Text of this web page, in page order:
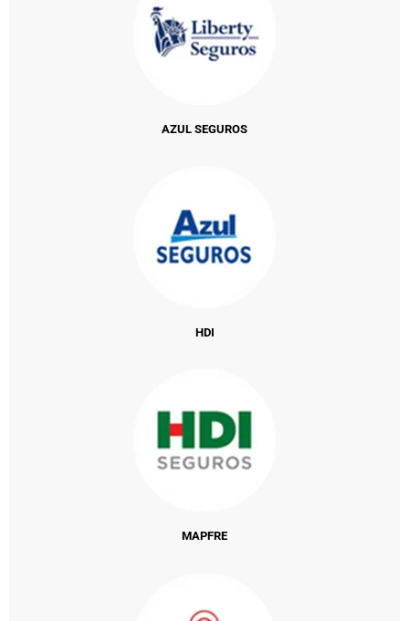
AZUL SEGUROS
HDI
MAPFRE